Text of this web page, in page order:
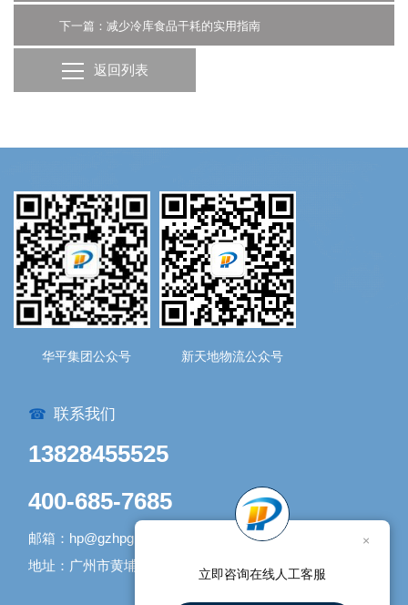
下一篇：减少冷库食品干耗的实用指南
返回列表
华平集团公众号 新天地物流公众号
☎ 联系我们
13828455525
400-685-7685
邮箱：hp@gzhpgroup.com
地址：广州市黄埔区开发大道1338号1号库
×
立即咨询在线人工客服